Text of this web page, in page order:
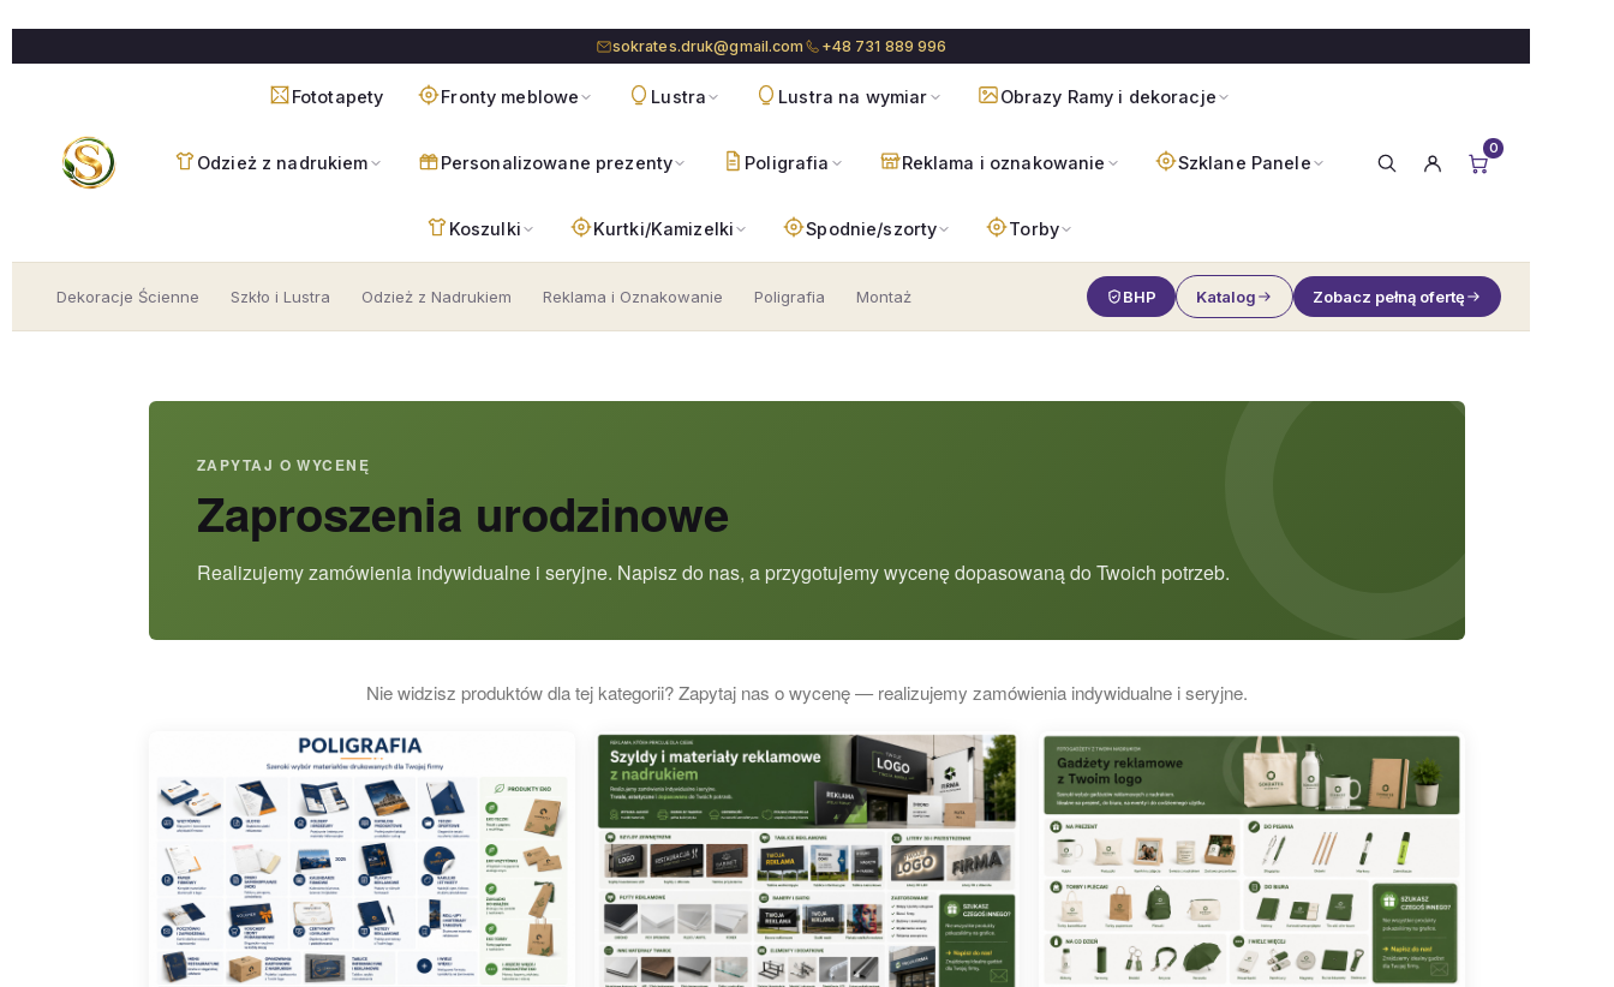
do
sokrates.druk@gmail.com +48 731 889 996
Fototapety Fronty meblowe Lustra Lustra na wymiar Obrazy Ramy i dekoracje
Odzież z nadrukiem Personalizowane prezenty Poligrafia Reklama i oznakowanie Szklane Panele
Koszulki Kurtki/Kamizelki Spodnie/szorty Torby
0
Dekoracje Ścienne Szkło i Lustra Odzież z Nadrukiem Reklama i Oznakowanie Poligrafia Montaż BHP Katalog Zobacz pełną ofertę
ZAPYTAJ O WYCENĘ
Zaproszenia urodzinowe
Realizujemy zamówienia indywidualne i seryjne. Napisz do nas, a przygotujemy wycenę dopasowaną do Twoich potrzeb.
Nie widzisz produktów dla tej kategorii? Zapytaj nas o wycenę — realizujemy zamówienia indywidualne i seryjne.